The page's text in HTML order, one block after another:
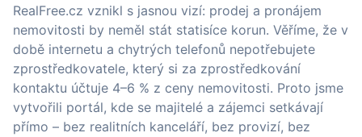
RealFree.cz vznikl s jasnou vizí: prodej a pronájem
nemovitosti by neměl stát statisíce korun. Věříme, že v
době internetu a chytrých telefonů nepotřebujete
zprostředkovatele, který si za zprostředkování
kontaktu účtuje 4–6 % z ceny nemovitosti. Proto jsme
vytvořili portál, kde se majitelé a zájemci setkávají
přímo – bez realitních kanceláří, bez provizí, bez